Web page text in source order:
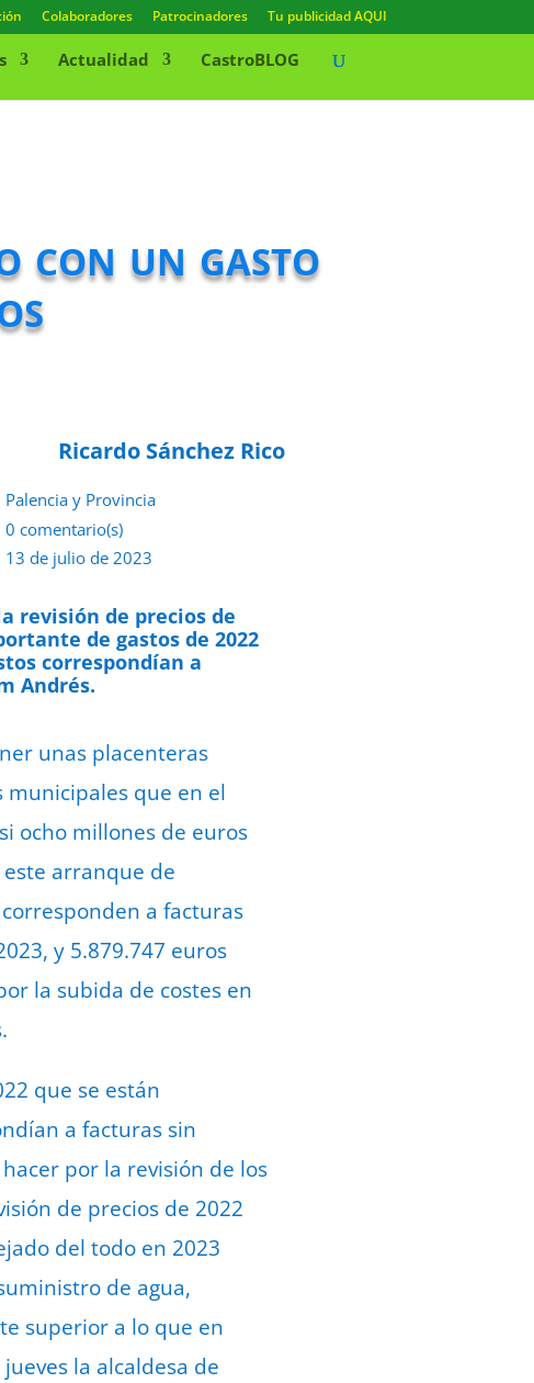
Colaboradores Patrocinadores Tu publicidad AQUI
Actualidad CastroBLOG
con un gasto
Ricardo Sánchez Rico
Palencia y Provincia
0 comentario(s)
13 de julio de 2023
revisión de precios de
de gastos de 2022
correspondían a
Andrés.
unas placenteras
municipales que en el
ocho millones de euros
arranque de
a facturas
y 5.879.747 euros
la subida de costes en
que se están
a facturas sin
por la revisión de los
de precios de 2022
del todo en 2023
de agua,
superior a lo que en
la alcaldesa de